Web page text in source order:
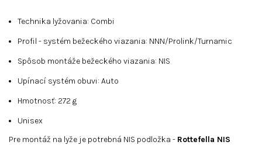
Technika lyžovania: Combi
Profil - systém bežeckého viazania: NNN/Prolink/Turnamic
Spôsob montáže bežeckého viazania: NIS
Upínací systém obuvi: Auto
Hmotnosť: 272 g
Unisex
Pre montáž na lyže je potrebná NIS podložka - Rottefella NIS